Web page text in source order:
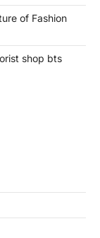
of Fashion
shop bts